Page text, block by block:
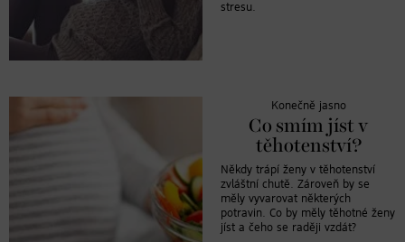
stresu.
Konečně jasno
Co smím jíst v
těhotenství?
Někdy trápí ženy v těhotenství
zvláštní chutě. Zároveň by se
měly vyvarovat některých
potravin. Co by měly těhotné ženy
jíst a čeho se raději vzdát?